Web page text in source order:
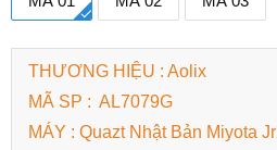
THƯƠNG HIỆU : Aolix
MÃ SP : AL7079G
MÁY : Quazt Nhật Bản Miyota